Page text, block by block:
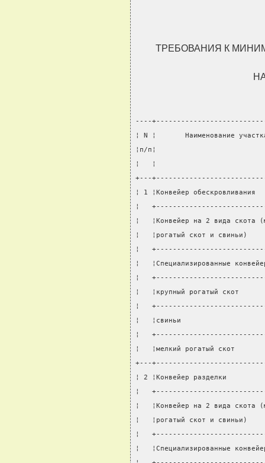
ТРЕБОВАНИЯ К
----
¦ N ¦       Наименование
¦п/п¦
¦   ¦
+---
¦ 1 ¦Конвейер
¦
¦   ¦Конвейер на 2 вида
¦   ¦рогатый скот и
¦
¦   ¦Специализированные
¦
¦   ¦крупный рогатый
¦
¦   ¦свиньи
¦
¦   ¦мелкий рогатый
+---
¦ 2 ¦Конвейер
¦
¦   ¦Конвейер на 2 вида
¦   ¦рогатый скот и
¦
¦   ¦Специализированные